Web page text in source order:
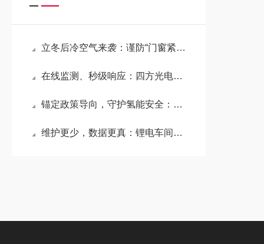
立冬后冷空气来袭：谨防“门窗紧闭”下的甲醛危害
在线监测、秒级响应：四方光电让大粒径风险无处遁形
锚定政策导向，守护氢能安全：四方光电氢气传感器，精准响应，长久可靠
维护更少，数据更真：锂电车间露点监测的终极答案